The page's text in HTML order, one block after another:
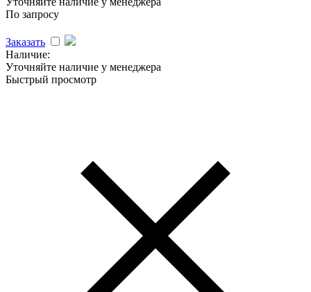
По запросу
Заказать
Наличие:
Уточняйте наличие у менеджера
Быстрый просмотр